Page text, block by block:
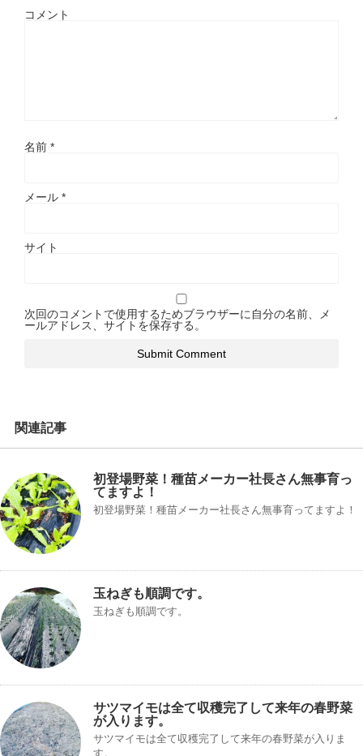
コメント
名前 *
メール *
サイト
次回のコメントで使用するためブラウザーに自分の名前、メ
ールアドレス、サイトを保存する。
関連記事
初登場野菜！種苗メーカー社長さん無事育っ
てますよ！
初登場野菜！種苗メーカー社長さん無事育ってますよ！
玉ねぎも順調です。
玉ねぎも順調です。
サツマイモは全て収穫完了して来年の春野菜
が入ります。
サツマイモは全て収穫完了して来年の春野菜が入りま
す。